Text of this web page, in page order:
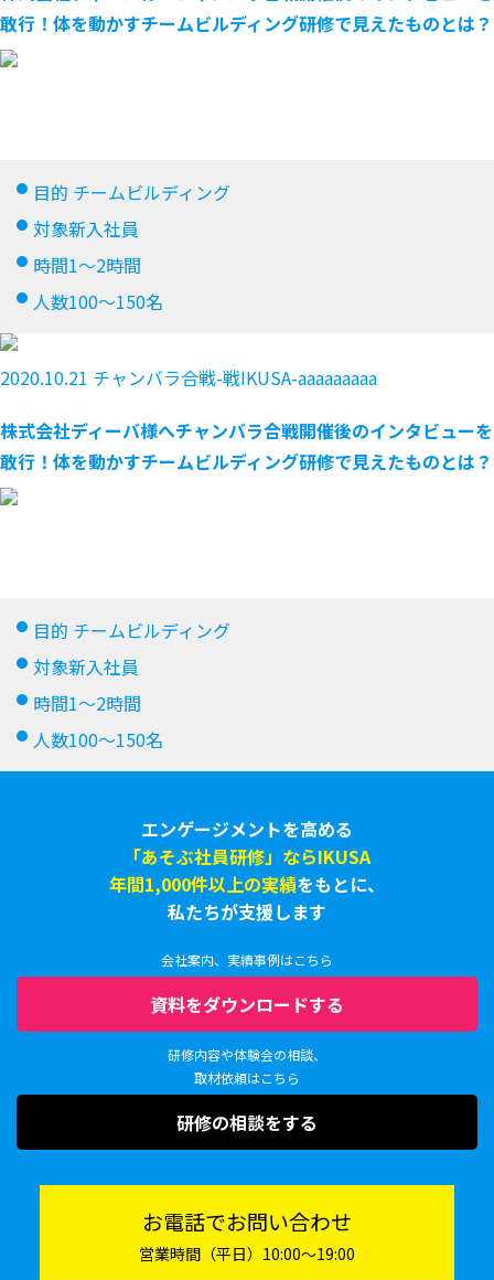
敢行！体を動かすチームビルディング研修で見えたものとは？
目的 チームビルディング
対象新入社員
時間1～2時間
人数100～150名
2020.10.21 チャンバラ合戦-戦IKUSA-aaaaaaaaa
株式会社ディーバ様へチャンバラ合戦開催後のインタビューを
敢行！体を動かすチームビルディング研修で見えたものとは？
目的 チームビルディング
対象新入社員
時間1～2時間
人数100～150名
エンゲージメントを高める
「あそぶ社員研修」ならIKUSA
年間1,000件以上の実績をもとに、
私たちが支援します
会社案内、実績事例はこちら
資料をダウンロードする
研修内容や体験会の相談、
取材依頼はこちら
研修の相談をする
お電話でお問い合わせ
営業時間（平日）10:00〜19:00